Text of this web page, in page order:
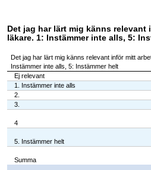
Det jag har lärt mig känns relevant
läkare. 1: Instämmer inte alls, 5:
Det jag har lärt mig känns relevant inför mitt
Instämmer inte alls, 5: Instämmer helt
Ej relevant
1. Instämmer inte alls
2.
3.
4
5. Instämmer helt
Summa
Chart